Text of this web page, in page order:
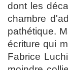
dont les
chambre
pathétique.
écriture qui
Fabrice